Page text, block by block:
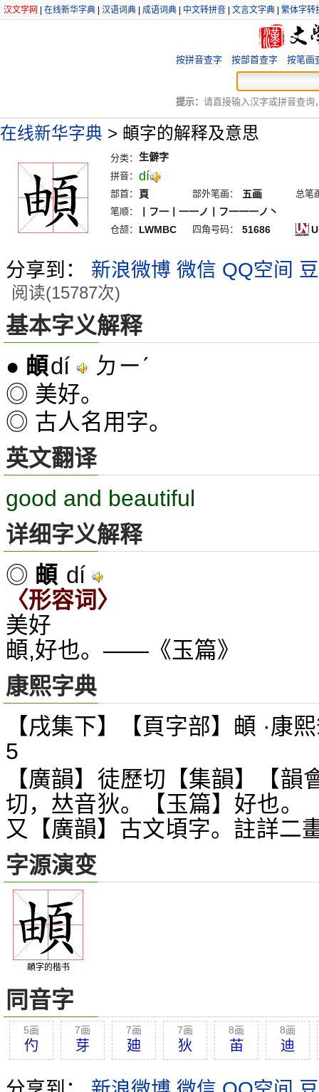
汉文学网 在线新华字典 汉语词典 成语词典 中文转拼音 文言文字典 繁体字转
按拼音查字 按部首查字 按笔画
提示： 请直接输入汉字或拼音查询
在线新华字典 > 頔字的解释及意思
分类： 生僻字
拼音： dí
部首： 頁 部外笔画： 五画
总笔
笔顺：
丨フ一丨一一ノ丨フ一一一ノ丶
仓颉： LWMBC 四角号码： 51686
分享到： 新浪微博 微信 QQ空间
阅读(15787次)
基本字义解释
● 頔dí ㄉㄧˊ
◎ 美好。
◎ 古人名用字。
英文翻译
good and beautiful
详细字义解释
◎ 頔 dí
〈形容词〉
美好
頔,好也。——《玉篇》
康熙字典
【戌集下】【頁字部】頔 ·康
5
【廣韻】徒歷切【集韻】【
切， 𠀤音狄。【玉篇】好也
又【廣韻】古文頃字。註詳二
字源演变
頔字的楷书
同音字
5画
仢
7画
芽
7画
廸
7画
狄
8画
苖
8画
迪